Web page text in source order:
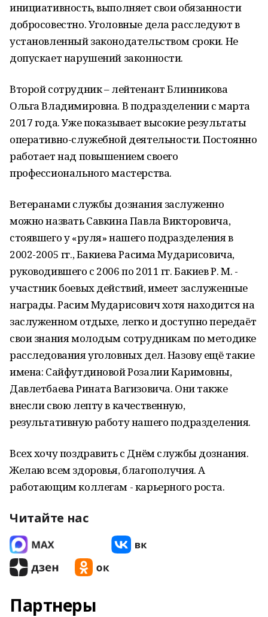
инициативность, выполняет свои обязанности
добросовестно. Уголовные дела расследуют в
установленный законодательством сроки. Не
допускает нарушений законности.
Второй сотрудник – лейтенант Блинникова
Ольга Владимировна. В подразделении с марта
2017 года. Уже показывает высокие результаты
оперативно-служебной деятельности. Постоянно
работает над повышением своего
профессионального мастерства.
Ветеранами службы дознания заслуженно
можно назвать Савкина Павла Викторовича,
стоявшего у «руля» нашего подразделения в
2002-2005 гг., Бакиева Расима Мударисовича,
руководившего с 2006 по 2011 гг. Бакиев Р. М. -
участник боевых действий, имеет заслуженные
награды. Расим Мударисович хотя находится на
заслуженном отдыхе, легко и доступно передаёт
свои знания молодым сотрудникам по методике
расследования уголовных дел. Назову ещё такие
имена: Сайфутдиновой Розалии Каримовны,
Давлетбаева Рината Вагизовича. Они также
внесли свою лепту в качественную,
результативную работу нашего подразделения.
Всех хочу поздравить с Днём службы дознания.
Желаю всем здоровья, благополучия. А
работающим коллегам - карьерного роста.
Читайте нас
Партнеры